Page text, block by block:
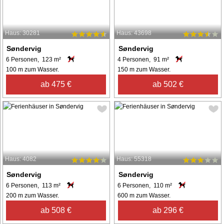
Haus: 30281
Søndervig
6 Personen, 123 m²
100 m zum Wasser.
ab 475 €
Haus: 43698
Søndervig
4 Personen, 91 m²
150 m zum Wasser.
ab 502 €
Haus: 4082
Søndervig
6 Personen, 113 m²
200 m zum Wasser.
ab 508 €
Haus: 55318
Søndervig
6 Personen, 110 m²
600 m zum Wasser.
ab 296 €